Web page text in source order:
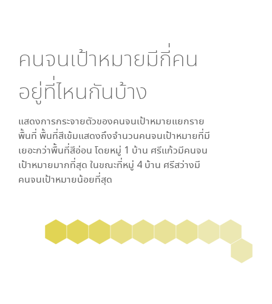
คนจนเป้าหมายมีกี่คน
อยู่ที่ไหนกันบ้าง
แสดงการกระจายตัวของคนจนเป้าหมายแยกราย
พื้นที่ พื้นที่สีเข้มแสดงถึงจำนวนคนจนเป้าหมายที่มี
เยอะกว่าพื้นที่สีอ่อน โดยหมู่ 1 บ้าน ศรีแก้วมีคนจน
เป้าหมายมากที่สุด ในขณะที่หมู่ 4 บ้าน ศรีสว่างมี
คนจนเป้าหมายน้อยที่สุด